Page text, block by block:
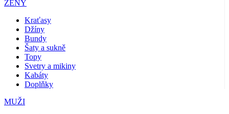
ŽENY
Kraťasy
Džíny
Bundy
Šaty a sukně
Topy
Svetry a mikiny
Kabáty
Doplňky
MUŽI